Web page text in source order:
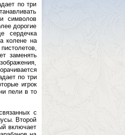
по три
символов
дорогие
сердечка
колене на
заменять
по три
игрок
пели в то
с
Второй
включает